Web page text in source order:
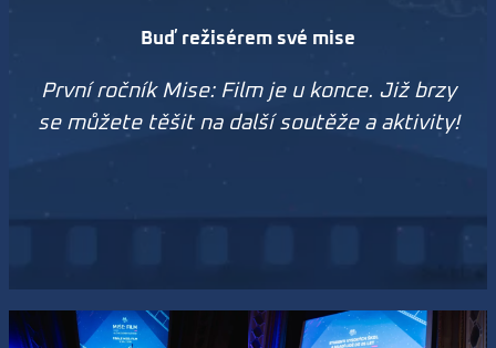
Buď režisérem své mise
První ročník Mise: Film je u konce. Již brzy
se můžete těšit na další soutěže a aktivity!